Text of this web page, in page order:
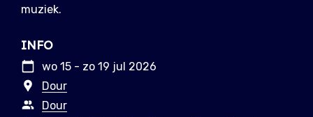
muziek.
INFO
wo 15 - zo 19 jul 2026
Dour
Dour